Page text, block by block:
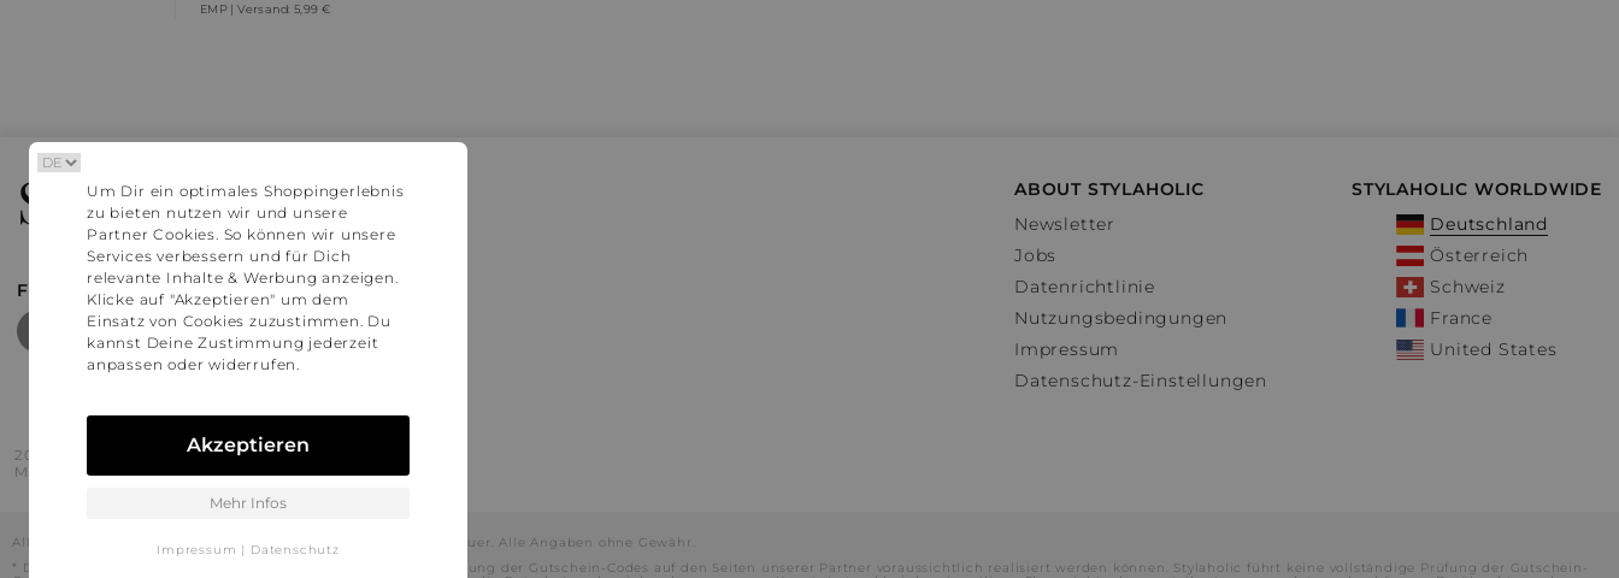
EMP | Versand: 5,99 €
Stylaholic
FIND MORE INSPIRATION
ABOUT STYLAHOLIC
Newsletter
Jobs
Datenrichtlinie
Nutzungsbedingungen
Impressum
Datenschutz-Einstellungen
STYLAHOLIC WORLDWIDE
Deutschland
Österreich
Schweiz
France
United States
2016 - 2026 © Stylaholic.
Made for you with love in munich.
Alle Preise inkl. der jeweils geltenden gesetzlichen Mehrwertsteuer. Alle Angaben ohne Gewähr.
* Die angezeigten Preise beinhalten Rabatte, die durch die Nutzung der Gutschein-Codes auf den Seiten unserer Partner voraussichtlich realisiert werden können. Stylaholic führt keine vollständige Prüfung der Gutschein-
Um Dir ein optimales Shoppingerlebnis
zu bieten nutzen wir und unsere
Partner Cookies. So können wir unsere
Services verbessern und für Dich
relevante Inhalte & Werbung anzeigen.
Klicke auf "Akzeptieren" um dem
Einsatz von Cookies zuzustimmen. Du
kannst Deine Zustimmung jederzeit
anpassen oder widerrufen.
Akzeptieren
Mehr Infos
Impressum | Datenschutz